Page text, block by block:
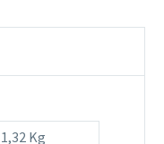
1,32 Kg